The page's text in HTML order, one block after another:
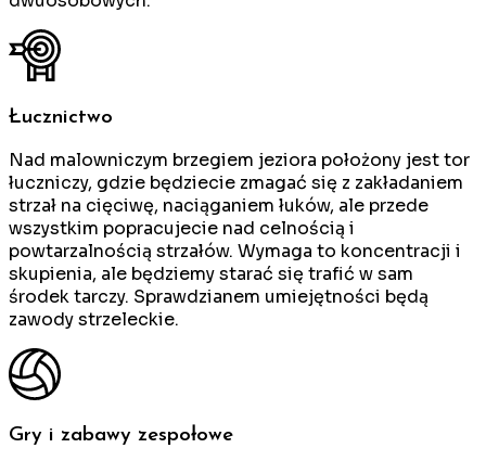
Łucznictwo
Nad malowniczym brzegiem jeziora położony jest tor
łuczniczy, gdzie będziecie zmagać się z zakładaniem
strzał na cięciwę, naciąganiem łuków, ale przede
wszystkim popracujecie nad celnością i
powtarzalnością strzałów. Wymaga to koncentracji i
skupienia, ale będziemy starać się trafić w sam
środek tarczy. Sprawdzianem umiejętności będą
zawody strzeleckie.
Gry i zabawy zespołowe